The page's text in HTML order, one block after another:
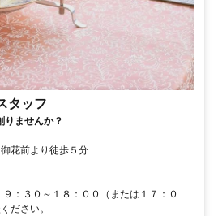
タッフ
りませんか？
花前より徒歩５分
：３０～１８：００（または１７：０
ださい。